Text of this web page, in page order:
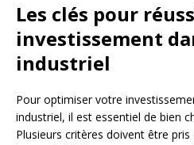
Les clés pour
investissement
industriel
Pour optimiser votre
industriel, il est essentiel de bien
Plusieurs critères doivent être